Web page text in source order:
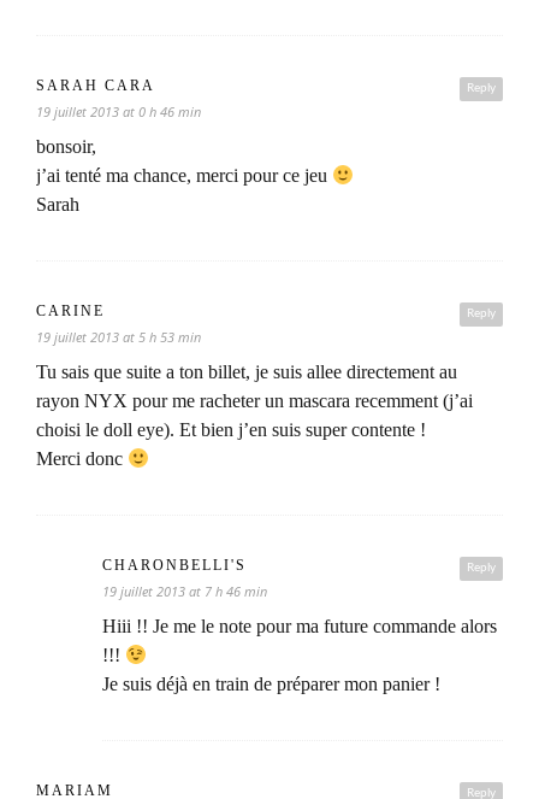
Reply
SARAH CARA
19 juillet 2013 at 0 h 46 min
bonsoir,
j’ai tenté ma chance, merci pour ce jeu
Sarah
Reply
CARINE
19 juillet 2013 at 5 h 53 min
Tu sais que suite a ton billet, je suis allee directement au
rayon NYX pour me racheter un mascara recemment (j’ai
choisi le doll eye). Et bien j’en suis super contente !
Merci donc
Reply
CHARONBELLI'S
19 juillet 2013 at 7 h 46 min
Hiii !! Je me le note pour ma future commande alors
!!!
Je suis déjà en train de préparer mon panier !
Reply
MARIAM